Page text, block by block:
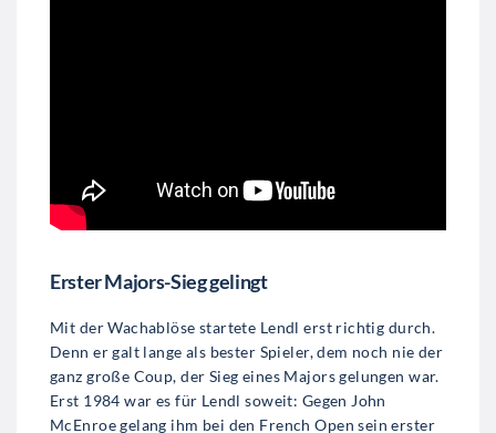
Erster Majors-Sieg gelingt
Mit der Wachablöse startete Lendl erst richtig durch.
Denn er galt lange als bester Spieler, dem noch nie der
ganz große Coup, der Sieg eines Majors gelungen war.
Erst 1984 war es für Lendl soweit: Gegen John
McEnroe gelang ihm bei den French Open sein erster